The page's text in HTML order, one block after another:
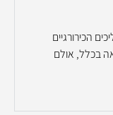
הכירורגיים
בכלל, אולם